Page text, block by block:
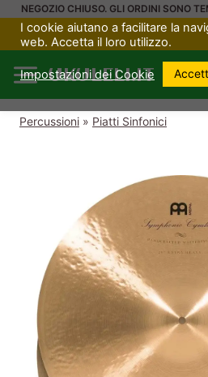
SaltaNEGOZIO CHIUSO. GLI ORDINI SONO
UKULELI.IT
Percussioni » Piatti Sinfonici
I cookie aiutano a facilitare la
web. Accetta il loro utilizzo.
Impostazioni dei Cookie